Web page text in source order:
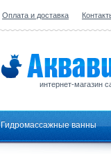
Оплата и доставка
интернет-магазин
Гидромассажные ванны